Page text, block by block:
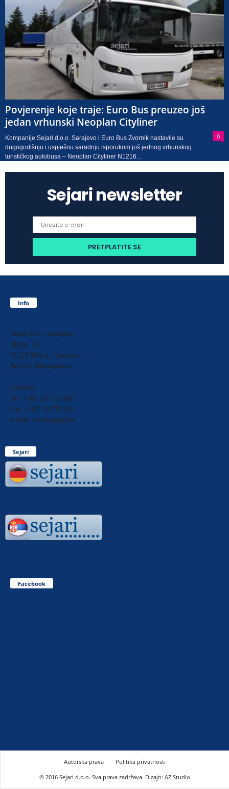
Povjerenje koje traje: Euro Bus preuzeo još
jedan vrhunski Neoplan Cityliner
0
Kompanije Sejari d.o.o. Sarajevo i Euro Bus Zvornik nastavile su
dugogodišnju i uspješnu saradnju isporukom još jednog vrhunskog
turističkog autobusa – Neoplan Cityliner N1216...
Sejari newsletter
Info
Sejari d.o.o. Sarajevo
Blažuj 78,
71215 Blažuj - Sarajevo
Bosna i Hercegovina
Centrala:
Tel: +387 33 770 300
Fax: +387 33 770 301
e-mail: info@sejari.ba
Sejari
Facebook
Autorska prava
Politika privatnosti
© 2016 Sejari d.o.o. Sva prava zadržava. Dizajn: AZ Studio